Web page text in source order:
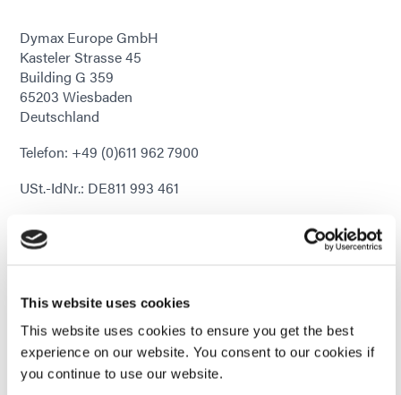
This website uses cookies
This website uses cookies to ensure you get the best
experience on our website. You consent to our cookies if
you continue to use our website.
Dymax Europe GmbH
Kasteler Strasse 45
Building G 359
65203 Wiesbaden
Deutschland
Telefon: +49 (0)611 962 7900
USt.-IdNr.: DE811 993 461
Externe Links:
Diese Website enthält Verknüpfungen zu Websites Dritter
(„externe Links“). Diese Websites unterliegen der Haftung
der jeweiligen Betreiber. Der Anbieter hat bei der
erstmaligen Verknüpfung der externen Links die fremden